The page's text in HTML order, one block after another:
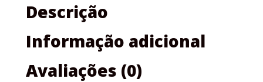
Descrição
Informação adicional
Avaliações (0)